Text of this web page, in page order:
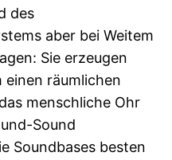
des
aber bei Weitem
Sie erzeugen
einen räumlichen
menschliche Ohr
Sound
Soundbases besten